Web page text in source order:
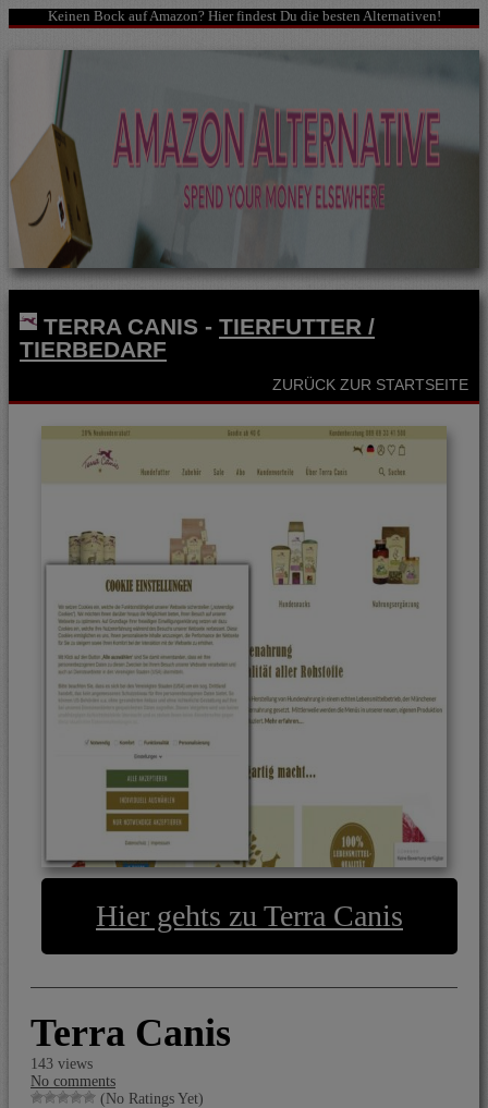
Keinen Bock auf Amazon? Hier findest Du die besten Alternativen!
TERRA CANIS - TIERFUTTER /
TIERBEDARF
ZURÜCK ZUR STARTSEITE
Hier gehts zu Terra Canis
Terra Canis
143 views
No comments
(No Ratings Yet)